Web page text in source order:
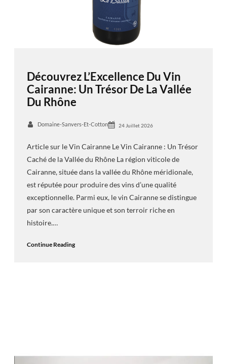
Découvrez L’Excellence Du Vin
Cairanne: Un Trésor De La Vallée
Du Rhône
Domaine-Sanvers-Et-Cotton 24 Juillet 2026
Article sur le Vin Cairanne Le Vin Cairanne : Un Trésor
Caché de la Vallée du Rhône La région viticole de
Cairanne, située dans la vallée du Rhône méridionale,
est réputée pour produire des vins d’une qualité
exceptionnelle. Parmi eux, le vin Cairanne se distingue
par son caractère unique et son terroir riche en
histoire.…
Continue Reading